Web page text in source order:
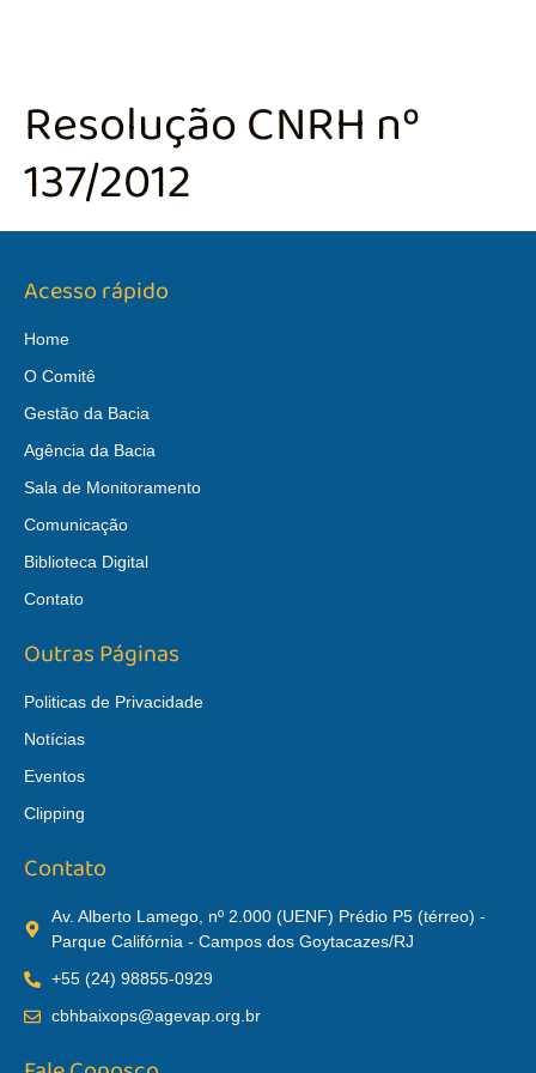
Resolução CNRH nº
137/2012
Acesso rápido
Home
O Comitê
Gestão da Bacia
Agência da Bacia
Sala de Monitoramento
Comunicação
Biblioteca Digital
Contato
Outras Páginas
Politicas de Privacidade
Notícias
Eventos
Clipping
Contato
Av. Alberto Lamego, nº 2.000 (UENF) Prédio P5 (térreo) -
Parque Califórnia - Campos dos Goytacazes/RJ
+55 (24) 98855-0929
cbhbaixops@agevap.org.br